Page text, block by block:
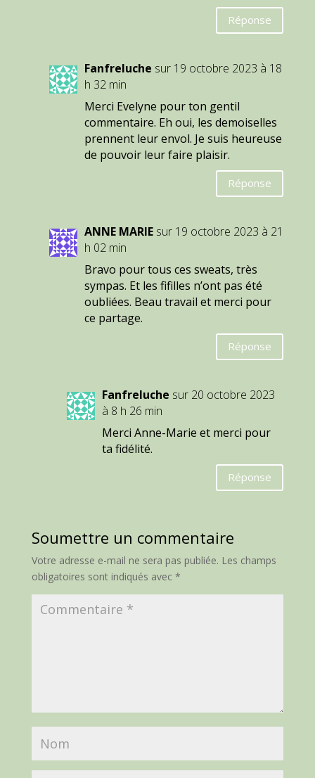
Réponse
Fanfreluche sur 19 octobre 2023 à 18
h 32 min
Merci Evelyne pour ton gentil
commentaire. Eh oui, les demoiselles
prennent leur envol. Je suis heureuse
de pouvoir leur faire plaisir.
Réponse
ANNE MARIE sur 19 octobre 2023 à 21
h 02 min
Bravo pour tous ces sweats, très
sympas. Et les fifilles n’ont pas été
oubliées. Beau travail et merci pour
ce partage.
Réponse
Fanfreluche sur 20 octobre 2023
à 8 h 26 min
Merci Anne-Marie et merci pour
ta fidélité.
Réponse
Soumettre un commentaire
Votre adresse e-mail ne sera pas publiée. Les champs
obligatoires sont indiqués avec *